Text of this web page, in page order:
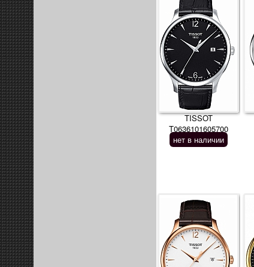
TISSOT
T0636101605700
нет в наличии